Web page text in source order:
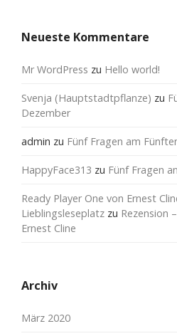
Neueste Kommentare
Mr WordPress zu Hello world!
Svenja (Hauptstadtpflanze) zu
Dezember
admin zu Fünf Fragen am
HappyFace313 zu Fünf Fragen
Ready Player One von Ernest
Lieblingsleseplatz zu Rezension
Ernest Cline
Archiv
März 2020